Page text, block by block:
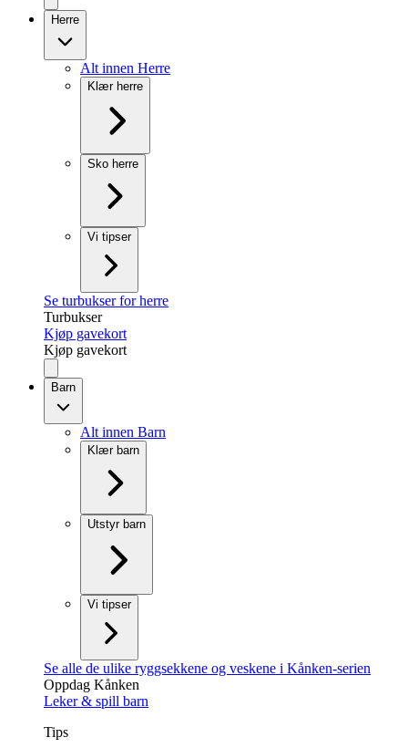
Herre
Alt innen Herre
Klær herre
Sko herre
Vi tipser
Se turbukser for herre
Turbukser
Kjøp gavekort
Kjøp gavekort
Barn
Alt innen Barn
Klær barn
Utstyr barn
Vi tipser
Se alle de ulike ryggsekkene og veskene i Kånken-serien
Oppdag Kånken
Leker & spill barn
Tips